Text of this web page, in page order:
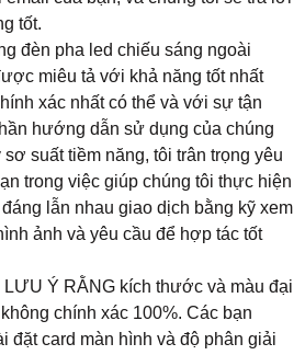
tốt.
đèn pha led chiếu sáng ngoài
miêu tả với khả năng tốt nhất
xác nhất có thể và với sự tận
hướng dẫn sử dụng của chúng
sơ suất tiềm năng, tôi trân trọng yêu
trong việc giúp chúng tôi thực hiện
lẫn nhau giao dịch bằng kỹ xem
ảnh và yêu cầu để hợp tác tốt
Ý RẰNG kích thước và màu đại
chính xác 100%. Các bạn
đặt card màn hình và độ phân giải